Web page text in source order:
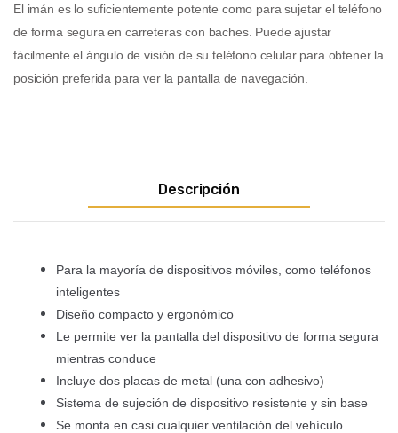
El imán es lo suficientemente potente como para sujetar el teléfono
de forma segura en carreteras con baches. Puede ajustar
fácilmente el ángulo de visiónde su teléfono celular para obtener la
posición preferida para ver la pantalla de navegación.
Descripción
Para la mayoría de dispositivos móviles, como teléfonos
inteligentes
Diseño compacto y ergonómico
Le permite ver la pantalla del dispositivo de forma segura
mientras conduce
Incluye dos placas de metal (una con adhesivo)
Sistema de sujeción de dispositivo resistente y sin base
Se monta en casi cualquier ventilación del vehículo